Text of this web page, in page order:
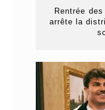
Rentrée
arrête la